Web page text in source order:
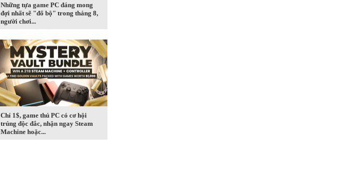
Những tựa game PC đáng mong
đợi nhất sẽ "đổ bộ" trong tháng 8,
người chơi...
Chỉ 1$, game thủ PC có cơ hội
trúng độc đắc, nhận ngay Steam
Machine hoặc...